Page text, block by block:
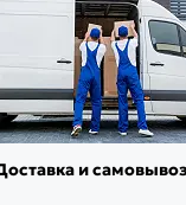
и самовывоз